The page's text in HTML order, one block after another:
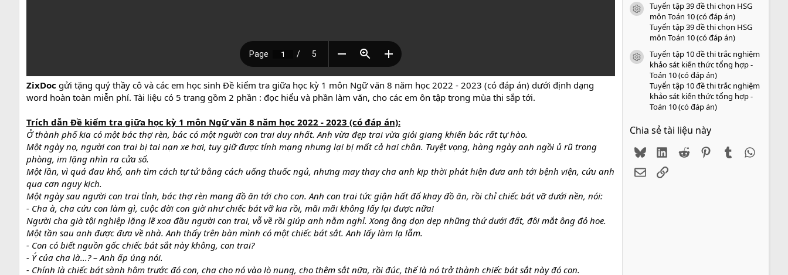
ZixDoc gửi tặng quý thầy cô và các em học sinh Đề kiểm tra giữa học kỳ 1 môn Ngữ văn 8 năm học 2022 - 2023 (có đáp án) dưới định dạng
word hoàn toàn miễn phí. Tài liệu có 5 trang gồm 2 phần : đọc hiểu và phần làm văn, cho các em ôn tập trong mùa thi sắp tới.
Trích dẫn Đề kiểm tra giữa học kỳ 1 môn Ngữ văn 8 năm học 2022 - 2023 (có đáp án):
Ở thành phố kia có một bác thợ rèn, bác có một người con trai duy nhất. Anh vừa đẹp trai vừa giỏi giang khiến bác rất tự hào.
Một ngày nọ, người con trai bị tai nạn xe hơi, tuy giữ được tính mạng nhưng lại bị mất cả hai chân. Tuyệt vọng, hàng ngày anh ngồi ủ rũ trong
phòng, im lặng nhìn ra cửa sổ.
Một lần, vì quá đau khổ, anh tìm cách tự tử bằng cách uống thuốc ngủ, nhưng may thay cha anh kịp thời phát hiện đưa anh tới bệnh viện, cứu anh
qua cơn nguy kịch.
Một ngày sau người con trai tỉnh, bác thợ rèn mang đồ ăn tới cho con. Anh con trai tức giận hất đổ khay đồ ăn, rồi chỉ chiếc bát vỡ dưới nền, nói:
- Cha à, cha cứu con làm gì, cuộc đời con giờ như chiếc bát vỡ kia rồi, mãi mãi không lấy lại được nữa!
Người cha già tội nghiệp lặng lẽ xoa đầu người con trai, vỗ về rồi giúp anh nằm nghỉ. Xong ông dọn dẹp những thứ dưới đất, đôi mắt ông đỏ hoe.
Một tần sau anh được đưa về nhà. Anh thấy trên bàn mình có một chiếc bát sắt. Anh lấy làm lạ lẫm.
- Con có biết nguồn gốc chiếc bát sắt này không, con trai?
- Ý của cha là...? – Anh ấp úng nói.
- Chính là chiếc bát sành hôm trước đó con, cha cho nó vào lò nung, cho thêm sắt nữa, rồi đúc, thế là nó trở thành chiếc bát sắt này đó con.
icon tài liệu
Tuyển tập 39 đề thi chọn HSG
môn Toán 10 (có đáp án)
Tuyển tập 39 đề thi chọn HSG
môn Toán 10 (có đáp án)
icon tài liệu
Tuyển tập 10 đề thi trắc nghiệm
khảo sát kiến thức tổng hợp -
Toán 10 (có đáp án)
Tuyển tập 10 đề thi trắc nghiệm
khảo sát kiến thức tổng hợp -
Toán 10 (có đáp án)
Chia sẻ tài liệu này
BlueskyLinkedIn
Reddit PinterestTumblr
EmailLink